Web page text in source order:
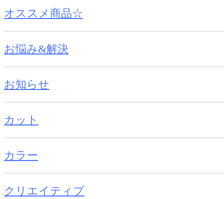
オススメ商品☆
お悩み&解決
お知らせ
カット
カラー
クリエイティブ